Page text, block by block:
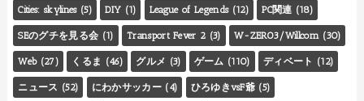
Cities: skylines (5) DIY (1) League of Legends (12) PC関連 (18)
SEのグチを見る会 (1) Transport Fever 2 (3) W-ZERO3/Willcom (30)
Web (27) くるま (46) グルメ (3) ゲーム (110) ディベート (12)
ニュース (52) にわかサッカー (4) ひろゆきvsF爺 (5)